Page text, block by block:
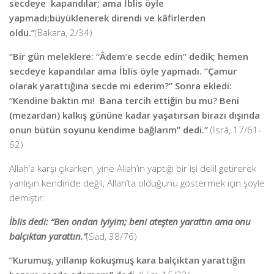
secdeye kapandılar; ama İblis öyle
yapmadı;büyüklenerek direndi ve kâfirlerden
oldu.”(Bakara, 2/34)
“Bir gün meleklere: “Âdem’e secde edin” dedik; hemen
secdeye kapandılar ama İblis öyle yapmadı. “Çamur
olarak yarattığına secde mi ederim?” Sonra ekledi:
“Kendine baktın mı! Bana tercih ettiğin bu mu? Beni
(mezardan) kalkış gününe kadar yaşatırsan birazı dışında
onun bütün soyunu kendime bağlarım” dedi.” (İsrâ, 17/61-
62)
Allah’a karşı çıkarken, yine Allah’ın yaptığı bir işi delil getirerek
yanlışın kendinde değil, Allah’ta olduğunu göstermek için şöyle
demiştir:
İblis dedi: “Ben ondan iyiyim; beni ateşten yarattın ama onu
balçıktan yarattın.”(Sad, 38/76)
”Kurumuş, yıllanıp kokuşmuş kara balçıktan yarattığın